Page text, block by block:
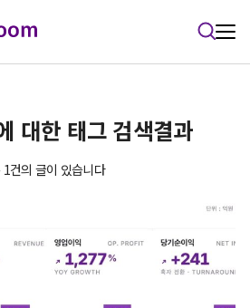
대한 태그 검색결과
1건의 글이 있습니다